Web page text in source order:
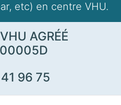
etc) en centre VHU.
AGRÉÉ
96 75